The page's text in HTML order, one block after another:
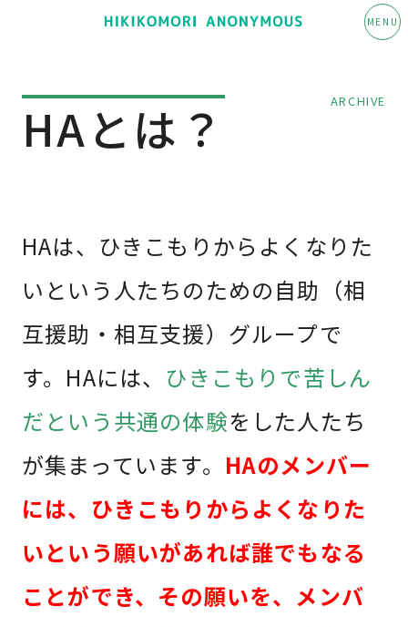
MENU
HAとは？ ARCHIVE
HAは、ひきこもりからよくなりた
いという人たちのための自助（相
互援助・相互支援）グループで
す。HAには、 ひきこもりで苦しん
だという共通の体験をした人たち
が集まっています。 HAのメンバー
には、ひきこもりからよくなりた
いという願いがあれば誰でもなる
ことができ、その願いを、メンバ